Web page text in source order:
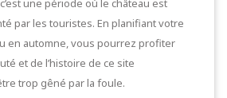
par les touristes. En planifiant votre
en automne, vous pourrez profiter
et de l’histoire de ce site
trop gêné par la foule.